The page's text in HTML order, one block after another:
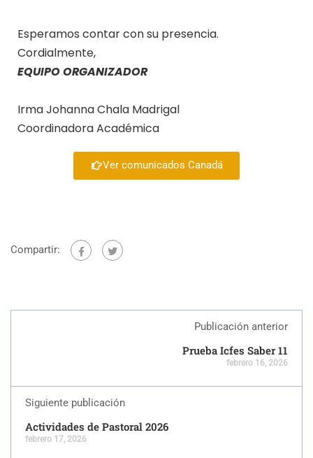
Esperamos contar con su presencia.
Cordialmente,
EQUIPO ORGANIZADOR
Irma Johanna Chala Madrigal
Coordinadora Académica
Ver comunicados Canadá
Compartir:
Publicación anterior
Prueba Icfes Saber 11
febrero 16, 2026
Siguiente publicación
Actividades de Pastoral 2026
febrero 17, 2026